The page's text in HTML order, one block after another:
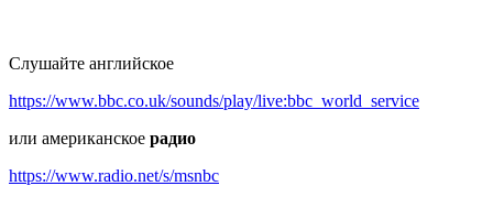
Слушайте английское
https://www.bbc.co.uk/sounds/play/live:bbc_world_service
или американское радио
https://www.radio.net/s/msnbc